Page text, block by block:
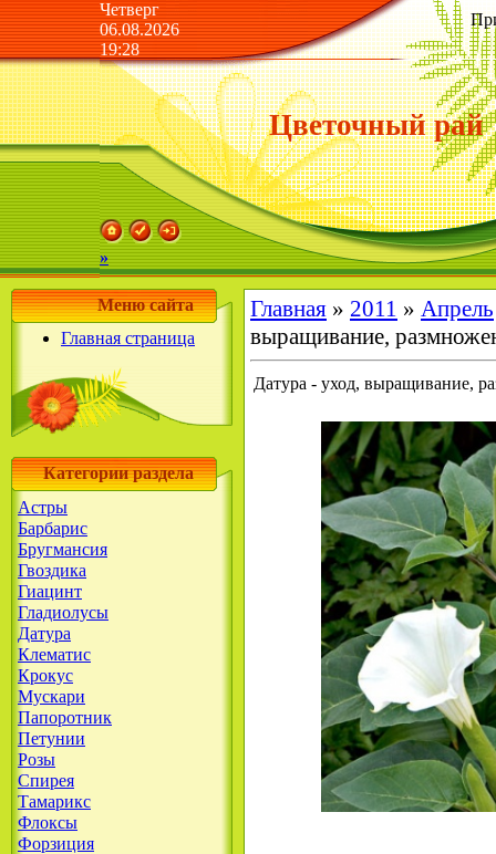
Четверг
06.08.2026
19:28
Цветочный рай
»
Меню сайта
Главная страница
Категории раздела
Астры
Барбарис
Бругмансия
Гвоздика
Гиацинт
Гладиолусы
Датура
Клематис
Крокус
Мускари
Папоротник
Петунии
Розы
Спирея
Тамарикс
Флоксы
Форзиция
Главная » 2011 » Апрель
выращивание,
Датура - уход, выращивание,